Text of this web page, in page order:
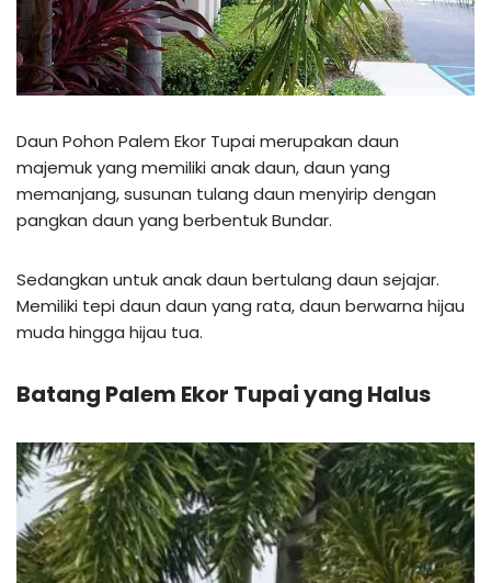
Daun Pohon Palem Ekor Tupai merupakan daun
majemuk yang memiliki anak daun, daun yang
memanjang, susunan tulang daun menyirip dengan
pangkan daun yang berbentuk Bundar.
Sedangkan untuk anak daun bertulang daun sejajar.
Memiliki tepi daun daun yang rata, daun berwarna hijau
muda hingga hijau tua.
Batang Palem Ekor Tupai yang Halus